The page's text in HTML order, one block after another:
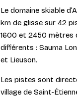
Le domaine skiable
km de glisse sur 42
1600 et 2450 mètres
différents : Sauma
et Lieuson.
Les pistes sont
village de Saint-